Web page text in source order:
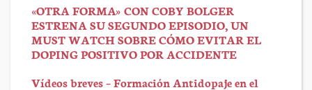
«OTRA FORMA» CON COBY BOLGER
ESTRENA SU SEGUNDO EPISODIO, UN
MUST WATCH SOBRE CÓMO EVITAR EL
DOPING POSITIVO POR ACCIDENTE
Vídeos breves – Formación Antidopaje en el